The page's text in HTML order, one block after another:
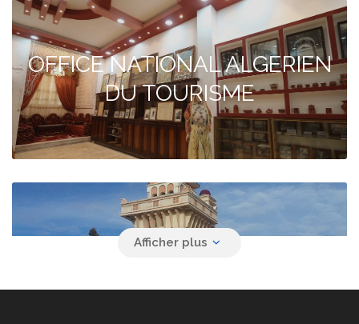
OFFICE NATIONAL ALGERIEN
DU TOURISME
Agence de voyage YACINE